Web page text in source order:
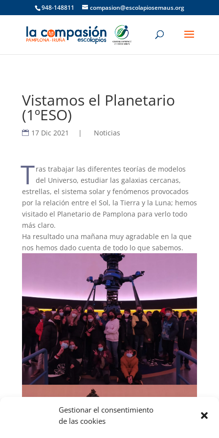
Gestionar el consentimiento
de las cookies
948-148811 compasion@escolapiosemaus.org
Vistamos el Planetario
(1ºESO)
17 Dic 2021 | Noticias
Tras trabajar las diferentes teorías de modelos
del Universo, estudiar las galaxias cercanas,
estrellas, el sistema solar y fenómenos provocados
por la relación entre el Sol, la Tierra y la Luna; hemos
visitado el Planetario de Pamplona para verlo todo
más claro.
Ha resultado una mañana muy agradable en la que
nos hemos dado cuenta de todo lo que sabemos.